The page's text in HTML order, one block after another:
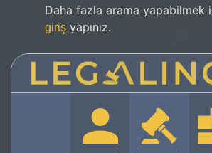
Daha fazla arama yapabilmek
giriş yapınız.